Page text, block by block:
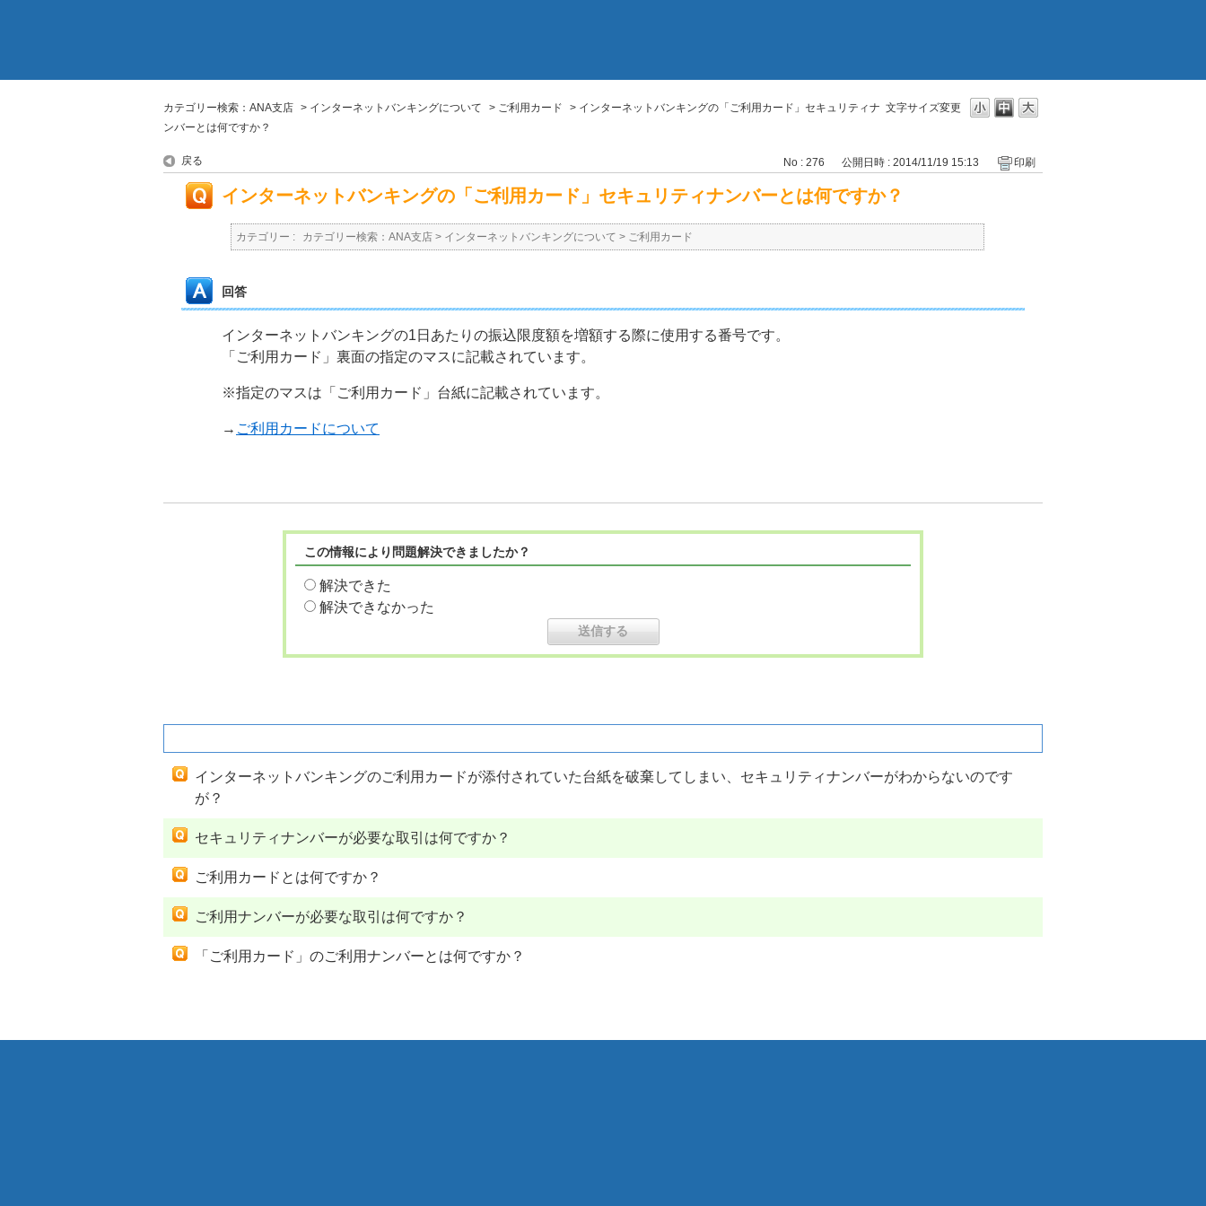
文字サイズ変更
カテゴリー検索：ANA支店 > インターネットバンキングについて > ご利用カード > インターネットバンキングの「ご利用カード」セキュリティナ
ンバーとは何ですか？
戻る No : 276 公開日時 : 2014/11/19 15:13 印刷
インターネットバンキングの「ご利用カード」セキュリティナンバーとは何ですか？
カテゴリー : カテゴリー検索：ANA支店 > インターネットバンキングについて > ご利用カード
回答
インターネットバンキングの1日あたりの振込限度額を増額する際に使用する番号です。
「ご利用カード」裏面の指定のマスに記載されています。
※指定のマスは「ご利用カード」台紙に記載されています。
→ ご利用カードについて
この情報により問題解決できましたか？
解決できた
解決できなかった
インターネットバンキングのご利用カードが添付されていた台紙を破棄してしまい、セキュリティナンバーがわからないのです
が？
セキュリティナンバーが必要な取引は何ですか？
ご利用カードとは何ですか？
ご利用ナンバーが必要な取引は何ですか？
「ご利用カード」のご利用ナンバーとは何ですか？